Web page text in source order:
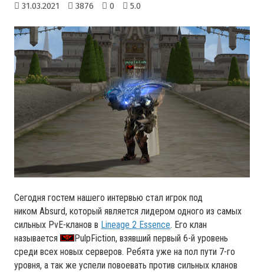
31.03.2021 3876 0 5.0
Сегодня гостем нашего интервью стал игрок под
ником Absurd, который является лидером одного из самых
сильных PvE-кланов в Lineage 2 Essence. Его клан
называется
PulpFiction, взявший первый 6-й уровень
среди всех новых серверов. Ребята уже на пол пути 7-го
уровня, а так же успели повоевать против сильных кланов